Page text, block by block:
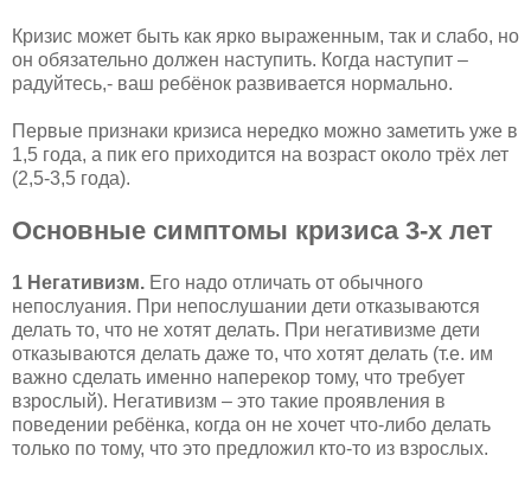
Кризис может быть как ярко выраженным, так и слабо, но
он обязательно должен наступить. Когда наступит –
радуйтесь,- ваш ребёнок развивается нормально.
Первые признаки кризиса нередко можно заметить уже в
1,5 года, а пик его приходится на возраст около трёх лет
(2,5-3,5 года).
Основные симптомы кризиса 3-х лет
1 Негативизм. Его надо отличать от обычного
непослуания. При непослушании дети отказываются
делать то, что не хотят делать. При негативизме дети
отказываются делать даже то, что хотят делать (т.е. им
важно сделать именно наперекор тому, что требует
взрослый). Негативизм – это такие проявления в
поведении ребёнка, когда он не хочет что-либо делать
только по тому, что это предложил кто-то из взрослых.